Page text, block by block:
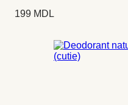
199 MDL